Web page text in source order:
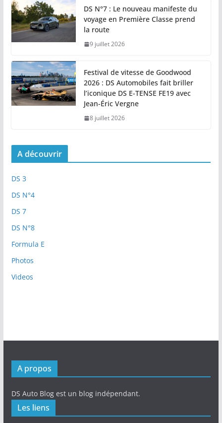
DS N°7 : Le nouveau manifeste du
voyage en Première Classe prend
la route
9 juillet 2026
Festival de vitesse de Goodwood
2026 : DS Automobiles fait briller
l’iconique DS E-TENSE FE19 avec
Jean-Éric Vergne
8 juillet 2026
A découvrir
DS 3
DS N°4
DS 7
DS N°8
Formula E
Photos
Videos
A propos
DS Auto Blog est un blog indépendant.
Les liens